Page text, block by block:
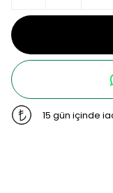
15 gün içinde